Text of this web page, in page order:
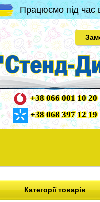
Працюємо під час
+38 066 001 10 20
+38 068 397 12 19
Категорії товарів